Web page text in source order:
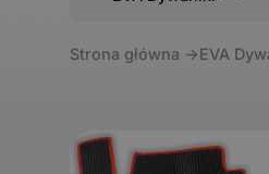
Strona główna EVA